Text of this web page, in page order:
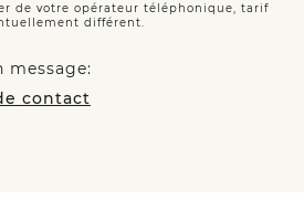
de votre opérateur téléphonique, tarif
différent.
message:
contact